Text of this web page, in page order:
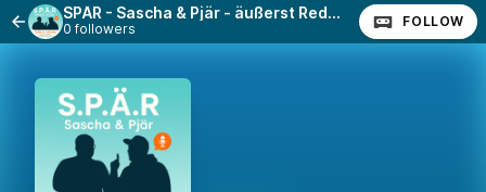
SPÄR - Sascha & Pjär - äußerst Redselig
0 followers FOLLOW